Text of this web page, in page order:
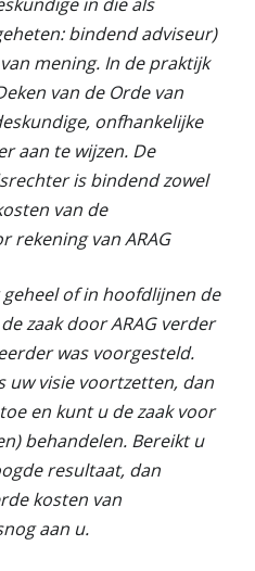
bindend adviseur)
mening. In de praktijk
van de Orde van
onfhankelijke
aan te wijzen. De
is bindend zowel
van de
rekening van ARAG
of in hoofdlijnen de
zaak door ARAG verder
was voorgesteld.
uw visie voortzetten, dan
en kunt u de zaak voor
behandelen. Bereikt u
resultaat, dan
kosten van
aan u.